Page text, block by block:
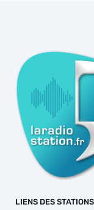
LIENS DES STATIONS